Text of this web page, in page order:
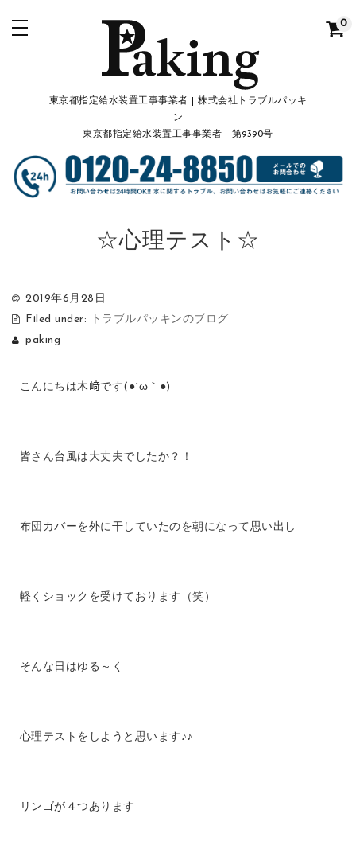
東京都指定給水装置工事事業者 | 株式会社トラブルパッキ
ン
東京都指定給水装置工事事業者 第9390号
0
☆心理テスト☆
2019年6月28日
Filed under:
トラブルパッキンのブログ
paking
こんにちは木﨑です(●´ω｀●)
皆さん台風は大丈夫でしたか？！
布団カバーを外に干していたのを朝になって思い出し
軽くショックを受けております（笑）
そんな日はゆる～く
心理テストをしようと思います♪♪
リンゴが４つあります